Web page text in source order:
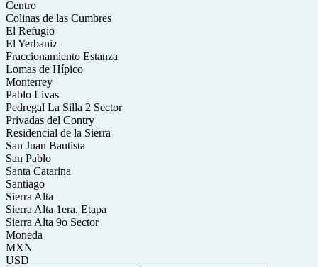
Centro
Colinas de las Cumbres
El Refugio
El Yerbaniz
Fraccionamiento Estanza
Lomas de Hípico
Monterrey
Pablo Livas
Pedregal La Silla 2 Sector
Privadas del Contry
Residencial de la Sierra
San Juan Bautista
San Pablo
Santa Catarina
Santiago
Sierra Alta
Sierra Alta 1era. Etapa
Sierra Alta 9o Sector
Moneda
MXN
USD